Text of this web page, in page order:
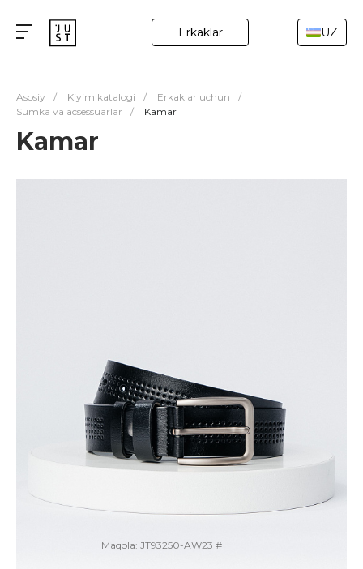
Erkaklar UZ
Asosiy / Kiyim katalogi / Erkaklar uchun
/
Sumka va acsessuarlar
/ Kamar
Kamar
Maqola: JT93250-AW23 #